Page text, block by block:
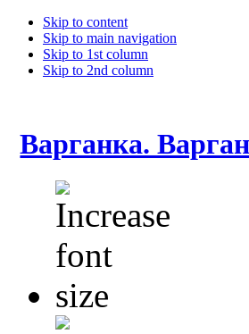
Skip to content
Skip to main navigation
Skip to 1st column
Skip to 2nd column
Варганка.